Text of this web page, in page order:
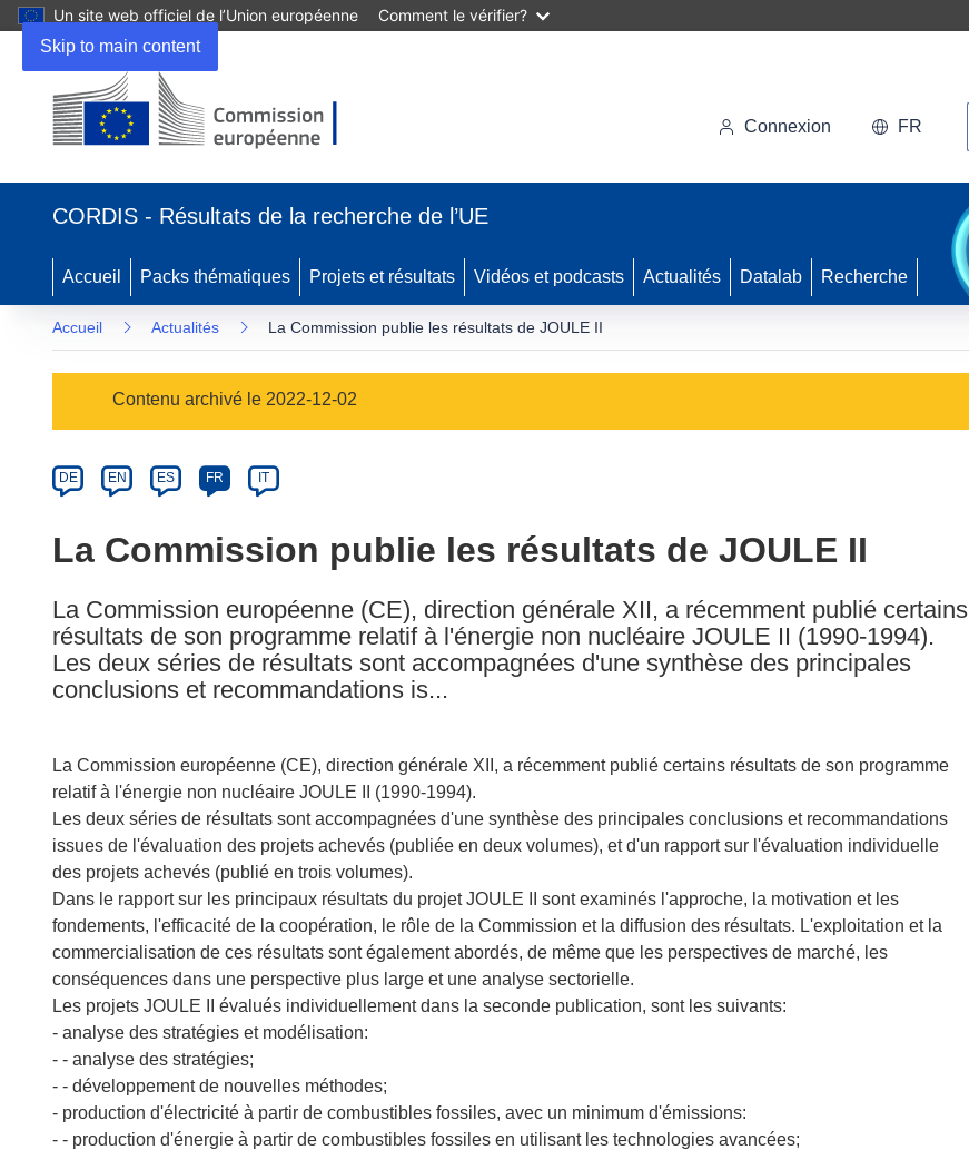
Skip to main content
Un site web officiel de l’Union européenne Comment le vérifier?
une
fenêtre)
Connexion FR
CORDIS - Résultats de la recherche de l’UE
Accueil Packs thématiques Projets et résultats Vidéos et podcasts Actualités Datalab Recherche
Accueil Actualités La Commission publie les résultats de JOULE II
Category
Contenu archivé le 2022-12-02
Article
available
the
languages:
DE EN ES FR IT
La Commission publie les résultats de JOULE II
La Commission européenne (CE), direction générale XII, a récemment publié certains
résultats de son programme relatif à l'énergie non nucléaire JOULE II (1990-1994).
Les deux séries de résultats sont accompagnées d'une synthèse des principales
conclusions et recommandations is...
La Commission européenne (CE), direction générale XII, a récemment publié certains résultats de son programme
relatif à l'énergie non nucléaire JOULE II (1990-1994).
Les deux séries de résultats sont accompagnées d'une synthèse des principales conclusions et recommandations
issues de l'évaluation des projets achevés (publiée en deux volumes), et d'un rapport sur l'évaluation individuelle
des projets achevés (publié en trois volumes).
Dans le rapport sur les principaux résultats du projet JOULE II sont examinés l'approche, la motivation et les
fondements, l'efficacité de la coopération, le rôle de la Commission et la diffusion des résultats. L'exploitation et la
commercialisation de ces résultats sont également abordés, de même que les perspectives de marché, les
conséquences dans une perspective plus large et une analyse sectorielle.
Les projets JOULE II évalués individuellement dans la seconde publication, sont les suivants:
- analyse des stratégies et modélisation:
- - analyse des stratégies;
- - développement de nouvelles méthodes;
- production d'électricité à partir de combustibles fossiles, avec un minimum d'émissions:
- - production d'énergie à partir de combustibles fossiles en utilisant les technologies avancées;